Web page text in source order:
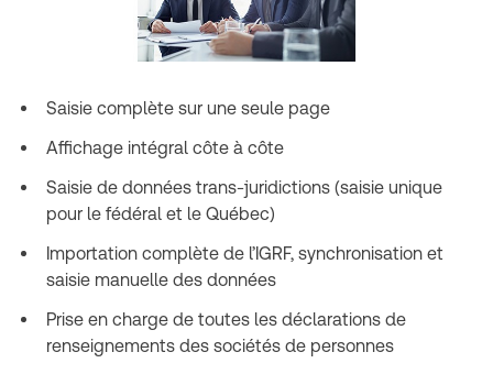
Saisie complète sur une seule page
Affichage intégral côte à côte
Saisie de données trans-juridictions (saisie unique
pour le fédéral et le Québec)
Importation complète de l’IGRF, synchronisation et
saisie manuelle des données
Prise en charge de toutes les déclarations de
renseignements des sociétés de personnes